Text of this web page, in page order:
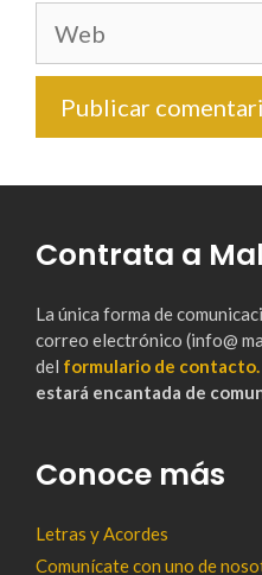
Web
Contrata a
La única forma de
correo electrónico (info@
del formulario de contacto.
estará encantada de
Conoce más
Letras y Acordes
Comunícate con uno de